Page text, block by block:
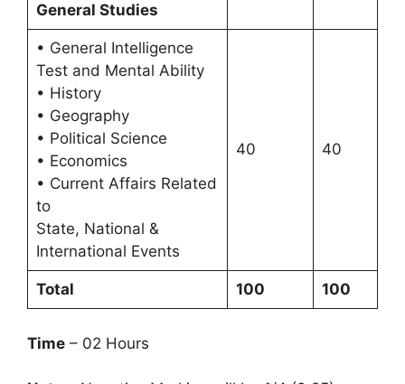
General Studies
• General Intelligence
Test and Mental Ability
• History
• Geography
• Political Science
• Economics
• Current Affairs Related
to
State, National &
International Events
40 40
Total 100 100
Time – 02 Hours